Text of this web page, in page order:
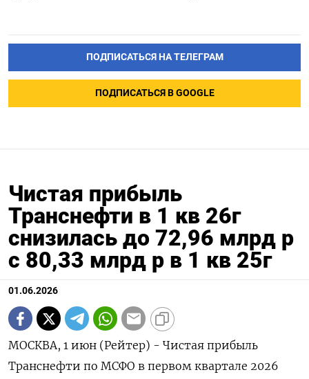
ПОДПИСАТЬСЯ НА ТЕЛЕГРАМ
ПОДПИСАТЬСЯ В GOOGLE
Чистая прибыль
Транснефти в 1 кв 26г
снизилась до 72,96 млрд р
с 80,33 млрд р в 1 кв 25г
01.06.2026
МОСКВА, 1 ‌июн (Рейтер) - ​Чистая ​прибыль
Транснефти по ​МСФО ⁠в ‌первом ‌квартале ​2026